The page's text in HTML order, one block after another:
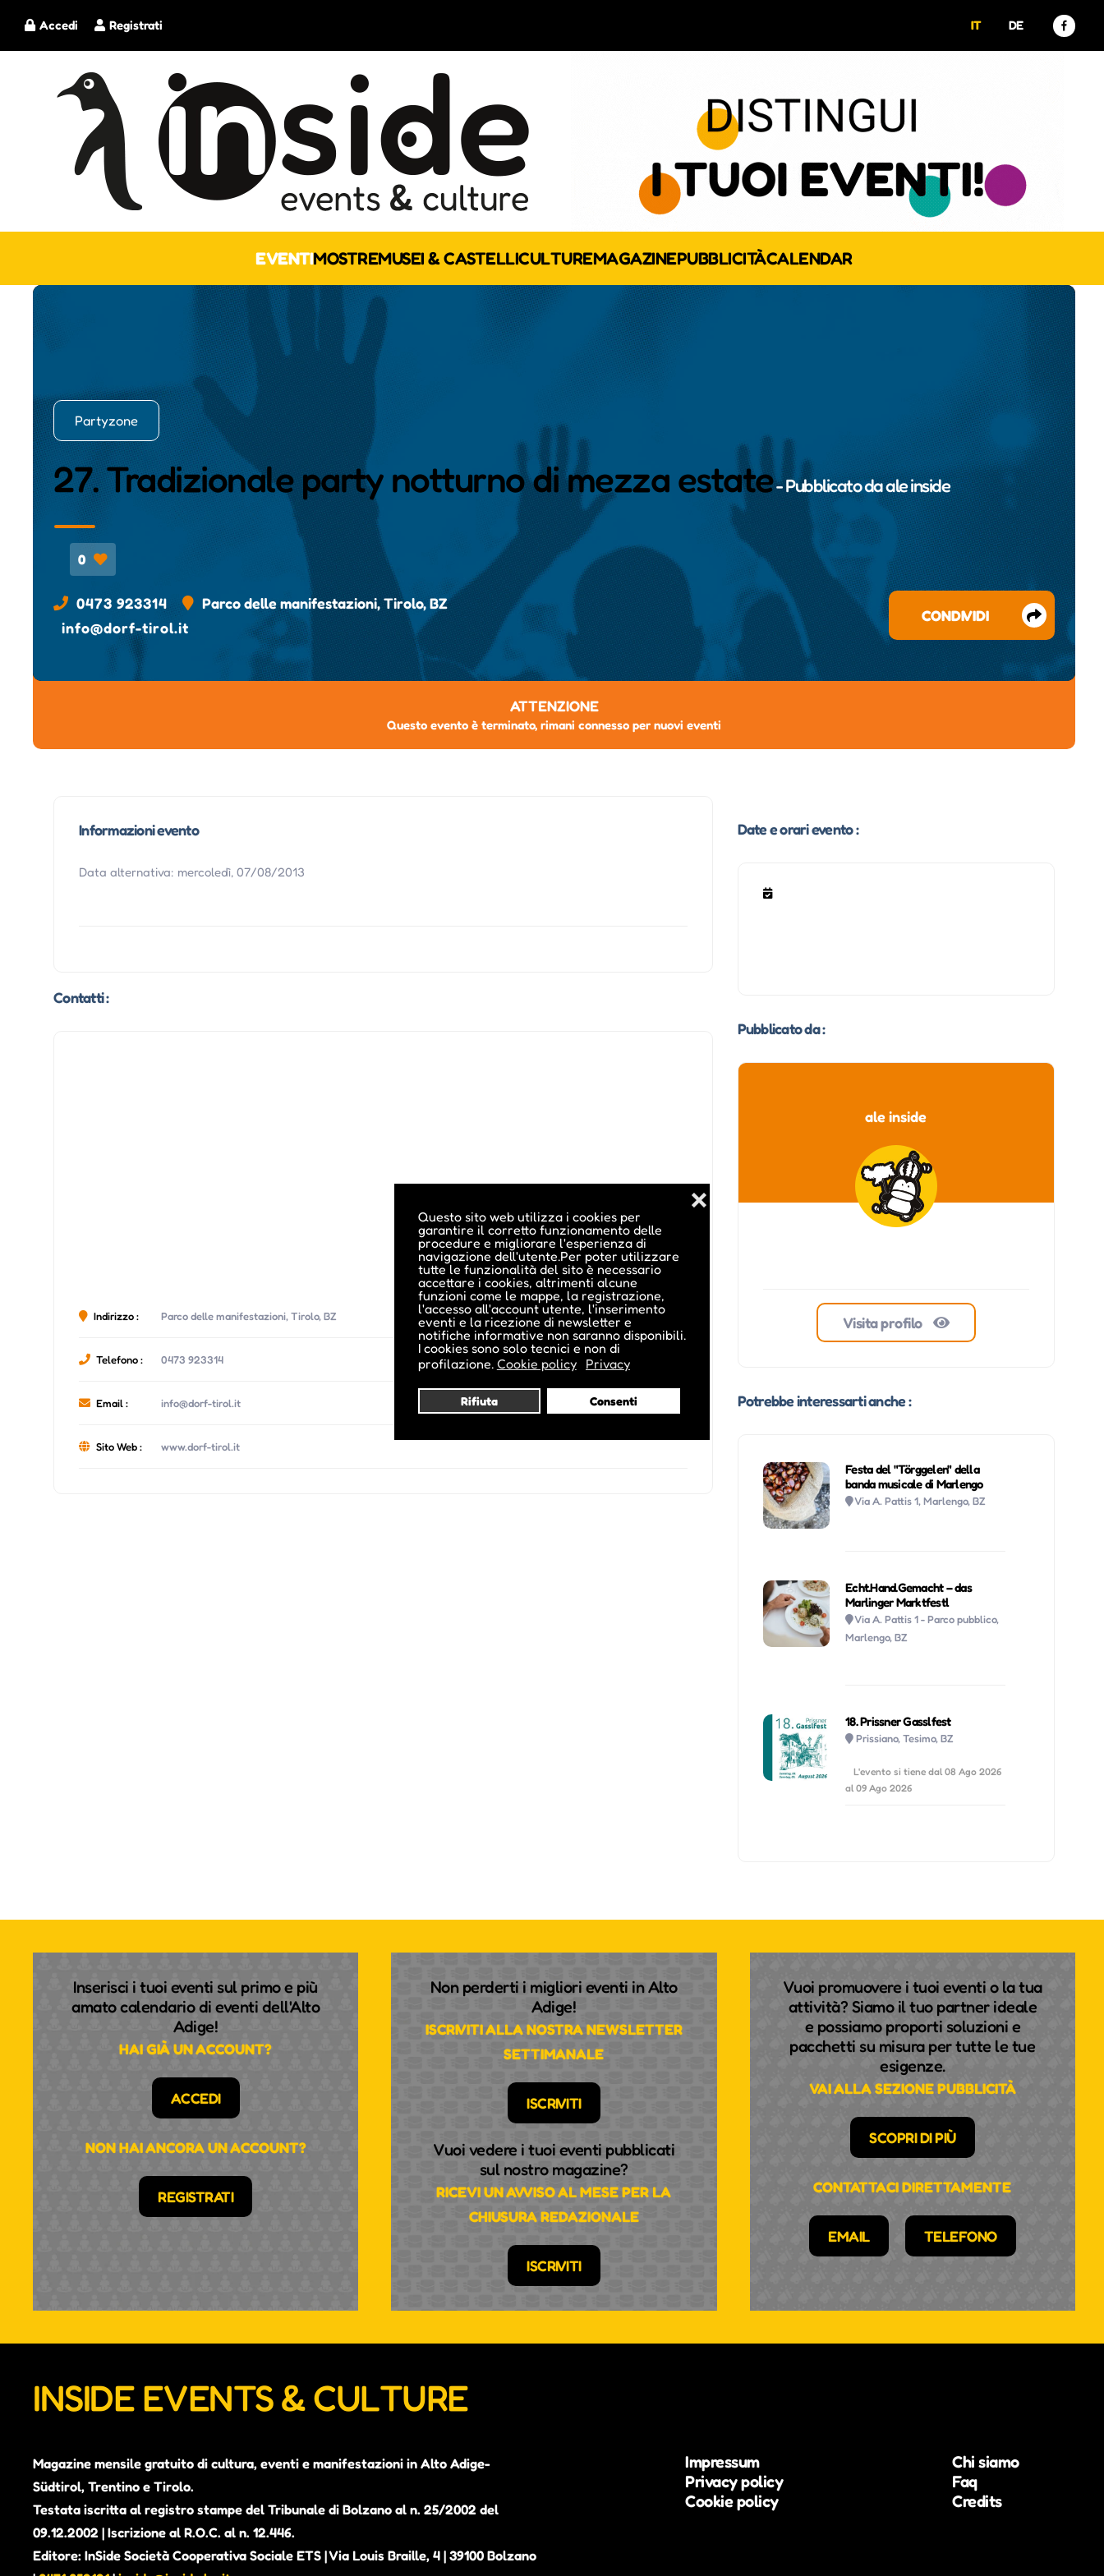
Questo sito web utilizza i cookies per
garantire il corretto funzionamento delle
procedure e migliorare l'esperienza di
navigazione dell'utente.Per poter utilizzare
tutte le funzionalità del sito è necessario
accettare i cookies, altrimenti alcune
funzioni come le mappe, la registrazione,
l'accesso all'account utente, l'inserimento
eventi e la ricezione di newsletter e
notifiche informative non saranno disponibili.
I cookies sono solo tecnici e non di
profilazione. Cookie policy Privacy
Rifiuta Consenti
❌
Registrati
Accedi IT DE
EVENTIMOSTREMUSEI & CASTELLICULTUREMAGAZINEPUBBLICITÀCALENDAR
Partyzone
27. Tradizionale party notturno di mezza estate- Pubblicato daale inside
0
0473 923314
Parco delle manifestazioni, Tirolo, BZ
info@dorf-tirol.it
CONDIVIDI
ATTENZIONE
Questo evento è terminato, rimani connesso per nuovi eventi
Informazioni evento
Data alternativa: mercoledì, 07/08/2013
Contatti :
Indirizzo : Parco delle manifestazioni, Tirolo, BZ
Telefono : 0473 923314
Email : info@dorf-tirol.it
Sito Web : www.dorf-tirol.it
Date e orari evento :
Pubblicato da :
ale inside
Visita profilo
Potrebbe interessarti anche :
Festa del "Törggelen" della
banda musicale di Marlengo
Via A. Pattis 1, Marlengo, BZ
Echt.Hand.Gemacht – das
Marlinger Marktfestl
Via A. Pattis 1 - Parco pubblico,
Marlengo, BZ
18. Prissner Gasslfest
Prissiano, Tesimo, BZ
L'evento si tiene dal 08 Ago 2026
al 09 Ago 2026
Inserisci i tuoi eventi sul primo e più
amato calendario di eventi dell'Alto
Adige!
HAI GIÀ UN ACCOUNT?
ACCEDI
NON HAI ANCORA UN ACCOUNT?
REGISTRATI
Non perderti i migliori eventi in Alto
Adige!
ISCRIVITI ALLA NOSTRA NEWSLETTER
SETTIMANALE
ISCRIVITI
Vuoi vedere i tuoi eventi pubblicati
sul nostro magazine?
RICEVI UN AVVISO AL MESE PER LA
CHIUSURA REDAZIONALE
ISCRIVITI
Vuoi promuovere i tuoi eventi o la tua
attività? Siamo il tuo partner ideale
e possiamo proporti soluzioni e
pacchetti su misura per tutte le tue
esigenze.
VAI ALLA SEZIONE PUBBLICITÀ
SCOPRI DI PIÙ
CONTATTACI DIRETTAMENTE
EMAIL TELEFONO
INSIDE EVENTS & CULTURE
Magazine mensile gratuito di cultura, eventi e manifestazioni in Alto Adige-
Südtirol, Trentino e Tirolo.
Testata iscritta al registro stampe del Tribunale di Bolzano al n. 25/2002 del
09.12.2002 | Iscrizione al R.O.C. al n. 12.446.
Editore: InSide Società Cooperativa Sociale ETS | Via Louis Braille, 4 | 39100 Bolzano
Impressum
Privacy policy
Cookie policy
Chi siamo
Faq
Credits